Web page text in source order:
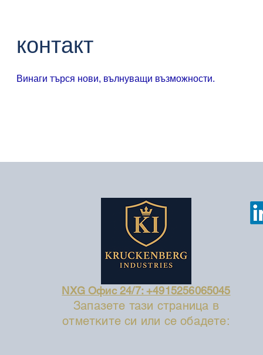
контакт
Винаги търся нови, вълнуващи възможности.
NXG Офис 24/7: +4915256065045
Запазете тази страница в
отметките си или се обадете: